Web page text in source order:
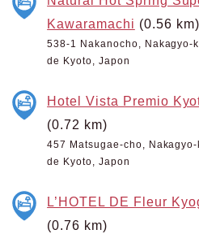
Kawaramachi (0.56 km)
538-1 Nakanocho, Nakagyo-
de Kyoto, Japon
Hotel Vista Premio
(0.72 km)
457 Matsugae-cho,
de Kyoto, Japon
L’HOTEL DE Fleur
(0.76 km)